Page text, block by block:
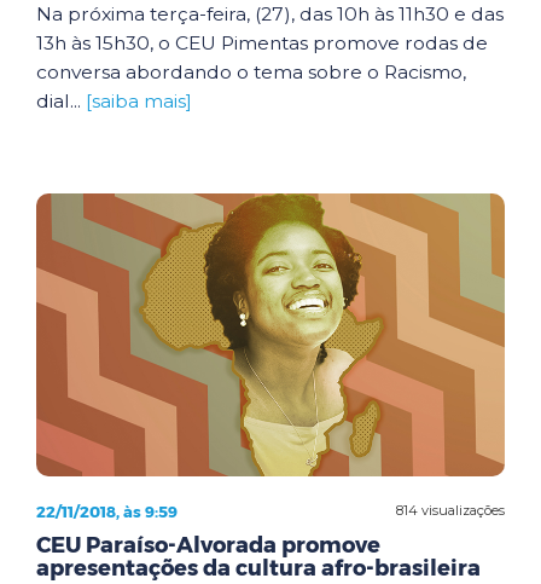
Na próxima terça-feira, (27), das 10h às 11h30 e das
13h às 15h30, o CEU Pimentas promove rodas de
conversa abordando o tema sobre o Racismo,
dial... [saiba mais]
814 visualizações
22/11/2018, às 9:59
CEU Paraíso-Alvorada promove
apresentações da cultura afro-brasileira